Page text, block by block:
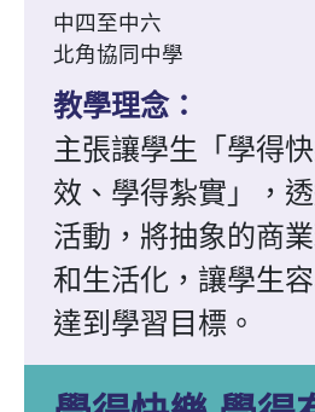
中四至中六
北角協同中學
教學理念：
主張讓學生「學得
效、學得紮實」，
活動，將抽象的商
和生活化，讓學生
達到學習目標。